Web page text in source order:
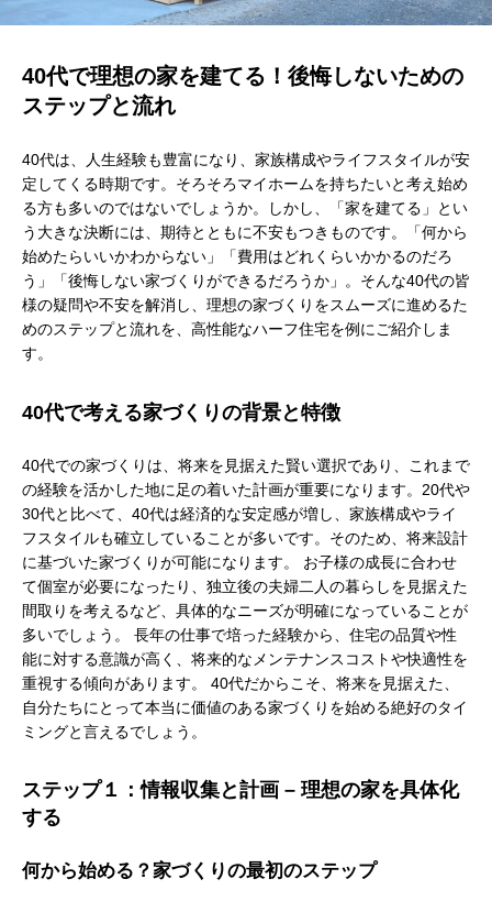
40代で理想の家を建てる！後悔しないための
ステップと流れ
40代は、人生経験も豊富になり、家族構成やライフスタイルが安
定してくる時期です。そろそろマイホームを持ちたいと考え始め
る方も多いのではないでしょうか。しかし、「家を建てる」とい
う大きな決断には、期待とともに不安もつきものです。「何から
始めたらいいかわからない」「費用はどれくらいかかるのだろ
う」「後悔しない家づくりができるだろうか」。そんな40代の皆
様の疑問や不安を解消し、理想の家づくりをスムーズに進めるた
めのステップと流れを、高性能なハーフ住宅を例にご紹介しま
す。
40代で考える家づくりの背景と特徴
40代での家づくりは、将来を見据えた賢い選択であり、これまで
の経験を活かした地に足の着いた計画が重要になります。20代や
30代と比べて、40代は経済的な安定感が増し、家族構成やライ
フスタイルも確立していることが多いです。そのため、将来設計
に基づいた家づくりが可能になります。 お子様の成長に合わせ
て個室が必要になったり、独立後の夫婦二人の暮らしを見据えた
間取りを考えるなど、具体的なニーズが明確になっていることが
多いでしょう。 長年の仕事で培った経験から、住宅の品質や性
能に対する意識が高く、将来的なメンテナンスコストや快適性を
重視する傾向があります。 40代だからこそ、将来を見据えた、
自分たちにとって本当に価値のある家づくりを始める絶好のタイ
ミングと言えるでしょう。
ステップ１：情報収集と計画 – 理想の家を具体化
する
何から始める？家づくりの最初のステップ